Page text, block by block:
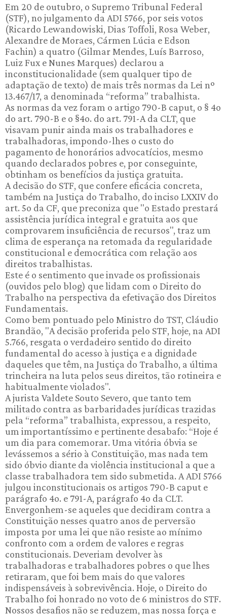
Em 20 de outubro, o Supremo Tribunal Federal
(STF), no julgamento da ADI 5766, por seis votos
(Ricardo Lewandowiski, Dias Toffoli, Rosa Weber,
Alexandre de Moraes, Cármen Lúcia e Edson
Fachin) a quatro (Gilmar Mendes, Luís Barroso,
Luiz Fux e Nunes Marques) declarou a
inconstitucionalidade (sem qualquer tipo de
adaptação de texto) de mais três normas da Lei nº
13.467/17, a denominada “reforma” trabalhista.
As normas da vez foram o artigo 790-B caput, o § 4o
do art. 790-B e o §4o. do art. 791-A da CLT, que
visavam punir ainda mais os trabalhadores e
trabalhadoras, impondo-lhes o custo do
pagamento de honorários advocatícios, mesmo
quando declarados pobres e, por conseguinte,
obtinham os benefícios da justiça gratuita.
A decisão do STF, que confere eficácia concreta,
também na Justiça do Trabalho, do inciso LXXIV do
art. 5o da CF, que preconiza que "o Estado prestará
assistência jurídica integral e gratuita aos que
comprovarem insuficiência de recursos", traz um
clima de esperança na retomada da regularidade
constitucional e democrática com relação aos
direitos trabalhistas.
Este é o sentimento que invade os profissionais
(ouvidos pelo blog) que lidam com o Direito do
Trabalho na perspectiva da efetivação dos Direitos
Fundamentais.
Como bem pontuado pelo Ministro do TST, Cláudio
Brandão, "A decisão proferida pelo STF, hoje, na ADI
5.766, resgata o verdadeiro sentido do direito
fundamental do acesso à justiça e a dignidade
daqueles que têm, na Justiça do Trabalho, a última
trincheira na luta pelos seus direitos, tão rotineira e
habitualmente violados".
A jurista Valdete Souto Severo, que tanto tem
militado contra as barbaridades jurídicas trazidas
pela “reforma” trabalhista, expressou, a respeito,
um importantíssimo e pertinente desabafo: “Hoje é
um dia para comemorar. Uma vitória óbvia se
levássemos a sério à Constituição, mas nada tem
sido óbvio diante da violência institucional a que a
classe trabalhadora tem sido submetida. A ADI 5766
julgou inconstitucionais os artigos 790-B caput e
parágrafo 4o. e 791-A, parágrafo 4o da CLT.
Envergonhem-se aqueles que decidiram contra a
Constituição nesses quatro anos de perversão
imposta por uma lei que não resiste ao mínimo
confronto com a ordem de valores e regras
constitucionais. Deveriam devolver às
trabalhadoras e trabalhadores pobres o que lhes
retiraram, que foi bem mais do que valores
indispensáveis à sobrevivência. Hoje, o Direito do
Trabalho foi honrado no voto de 6 ministros do STF.
Nossos desafios não se reduzem, mas nossa força e